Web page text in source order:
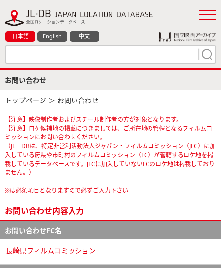
日本語 English 中文
お問い合わせ
トップページ ＞ お問い合わせ
【注意】映像制作者およびスチール制作者の方が対象となります。
【注意】ロケ候補地の掲載につきましては、ご所在地の管轄となるフィルムコ
ミッションにお問い合わせください。
（JL－DBは、 特定非営利活動法人ジャパン・フィルムコミッション（JFC） に加
入している府県や市町村のフィルムコミッション（FC） が管轄するロケ地を掲
載しているデータベースです。JFCに加入していないFCのロケ地は掲載しており
ません。）
※は必須項目となりますので必ずご入力下さい
お問い合わせ内容入力
お問い合わせFC名
長崎県フィルムコミッション